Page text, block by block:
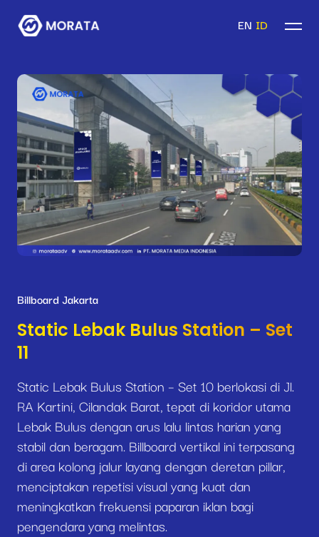
EN ID
Billboard Jakarta
Static Lebak Bulus Station – Set
11
Static Lebak Bulus Station – Set 10 berlokasi di Jl.
RA Kartini, Cilandak Barat, tepat di koridor utama
Lebak Bulus dengan arus lalu lintas harian yang
stabil dan beragam. Billboard vertikal ini terpasang
di area kolong jalur layang dengan deretan pillar,
menciptakan repetisi visual yang kuat dan
meningkatkan frekuensi paparan iklan bagi
pengendara yang melintas.